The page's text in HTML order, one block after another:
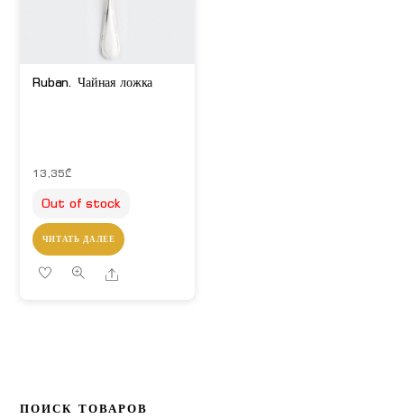
Ruban. Чайная ложка
13,35₾
Out of stock
ЧИТАТЬ ДАЛЕЕ
Share
ПОИСК ТОВАРОВ